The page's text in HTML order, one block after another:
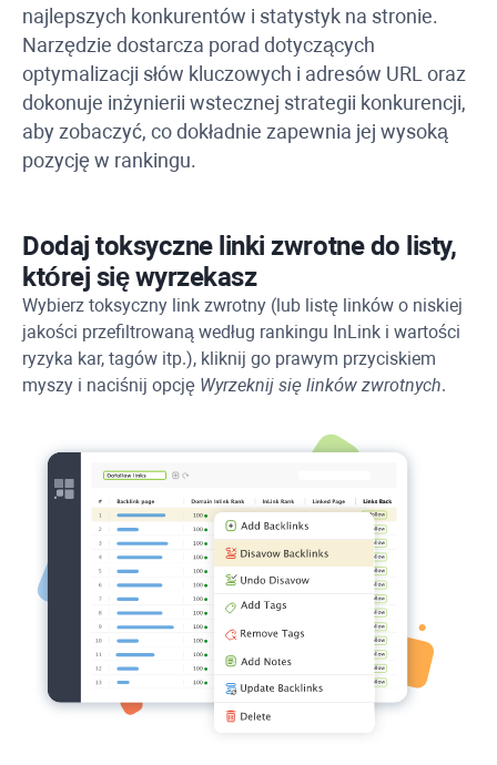
najlepszych konkurentów i statystyk na stronie.
Narzędzie dostarcza porad dotyczących
optymalizacji słów kluczowych i adresów URL oraz
dokonuje inżynierii wstecznej strategii konkurencji,
aby zobaczyć, co dokładnie zapewnia jej wysoką
pozycję w rankingu.
Dodaj toksyczne linki zwrotne do listy,
której się wyrzekasz
Wybierz toksyczny link zwrotny (lub listę linków o niskiej
jakości przefiltrowaną według rankingu InLink i wartości
ryzyka kar, tagów itp.), kliknij go prawym przyciskiem
myszy i naciśnij opcję Wyrzeknij się linków zwrotnych.